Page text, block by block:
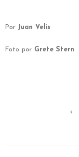
Por Juan Velis
Foto por Grete Stern